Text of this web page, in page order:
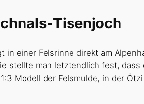
Tisenjoch
in einer Felsrinne direkt am
stellte man letztendlich fest,
Modell der Felsmulde, in der